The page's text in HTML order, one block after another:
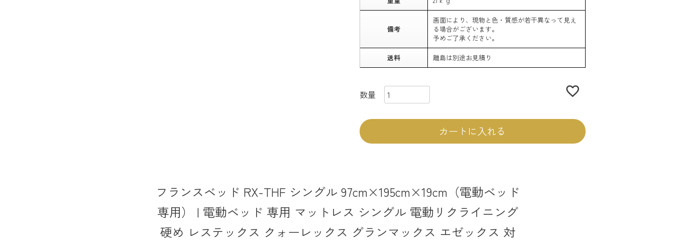
備考
画面により、現物と色・質感が若干異なって見え
る場合がございます。
予めご了承ください。
送料 離島は別途お見積り
カートに入れる
フランスベッド RX-THF シングル 97cm×195cm×19cm（電動ベッド
専用） | 電動ベッド 専用 マットレス シングル 電動リクライニング
硬め レステックス クォーレックス グランマックス エゼックス 対